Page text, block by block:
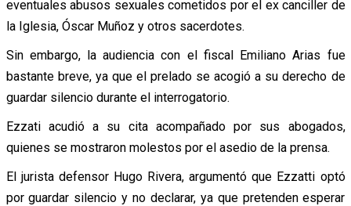
eventuales abusos sexuales cometidos por el ex canciller de
la Iglesia, Óscar Muñoz y otros sacerdotes.
Sin embargo, la audiencia con el fiscal Emiliano Arias fue
bastante breve, ya que el prelado se acogió a su derecho de
guardar silencio durante el interrogatorio.
Ezzati acudió a su cita acompañado por sus abogados,
quienes se mostraron molestos por el asedio de la prensa.
El jurista defensor Hugo Rivera, argumentó que Ezzatti optó
por guardar silencio y no declarar, ya que pretenden esperar